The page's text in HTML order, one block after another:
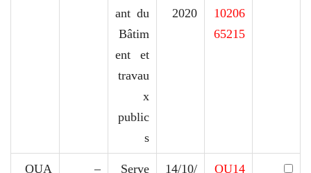
10206
65215
2020
ant du
Bâtim
ent et
travau
x
public
s
OU14
14/10/
Serve
–
OUA